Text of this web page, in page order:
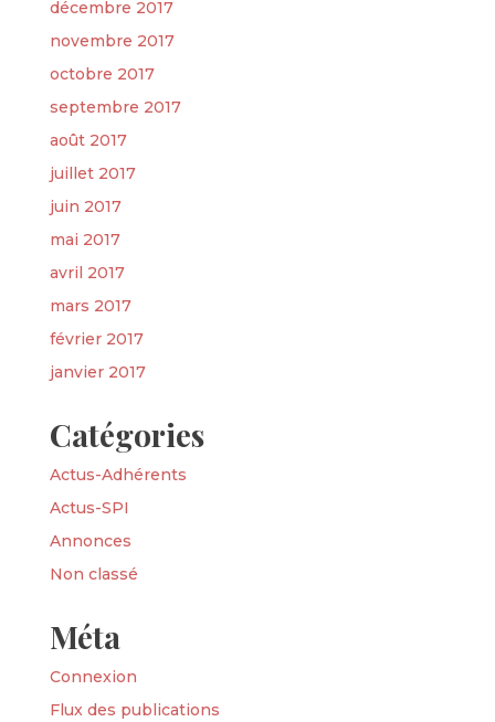
décembre 2017
novembre 2017
octobre 2017
septembre 2017
août 2017
juillet 2017
juin 2017
mai 2017
avril 2017
mars 2017
février 2017
janvier 2017
Catégories
Actus-Adhérents
Actus-SPI
Annonces
Non classé
Méta
Connexion
Flux des publications